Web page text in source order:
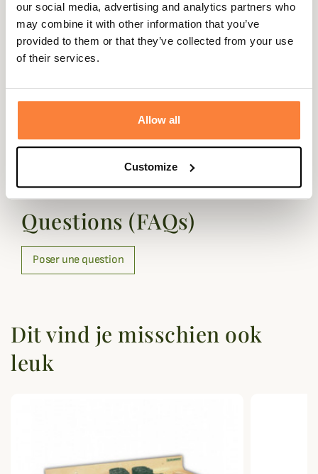
our social media, advertising and analytics partners who
may combine it with other information that you’ve
provided to them or that they’ve collected from your use
of their services.
Allow all
Customize
Veiligheidsnorm
en
EN ISO 20 345
Doublure
Vragen (FAQ's)
Questions (FAQs)
Poser une question
Dit vind je misschien ook
leuk